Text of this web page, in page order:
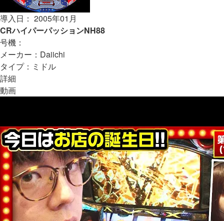
導入日： 2005年01月
CRハイパーパッションNH88
号機：
メーカー：Daiichi
タイプ：ミドル
詳細
動画